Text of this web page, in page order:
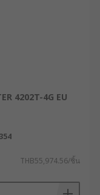
ต้องการ
อะไร
ร์ คืออุปกรณ์
สามารถ
ตอร์จะรวม
รณ์เดียวกัน
กผู้ให้บริการ
จะถูกส่งต่อ
อร์เน็ตให้แก่
4202T-4G EU
THB55,974.56/ชิ้น